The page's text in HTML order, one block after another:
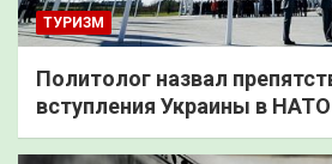
ТУРИЗМ
Политолог назвал
вступления Украины в НАТО